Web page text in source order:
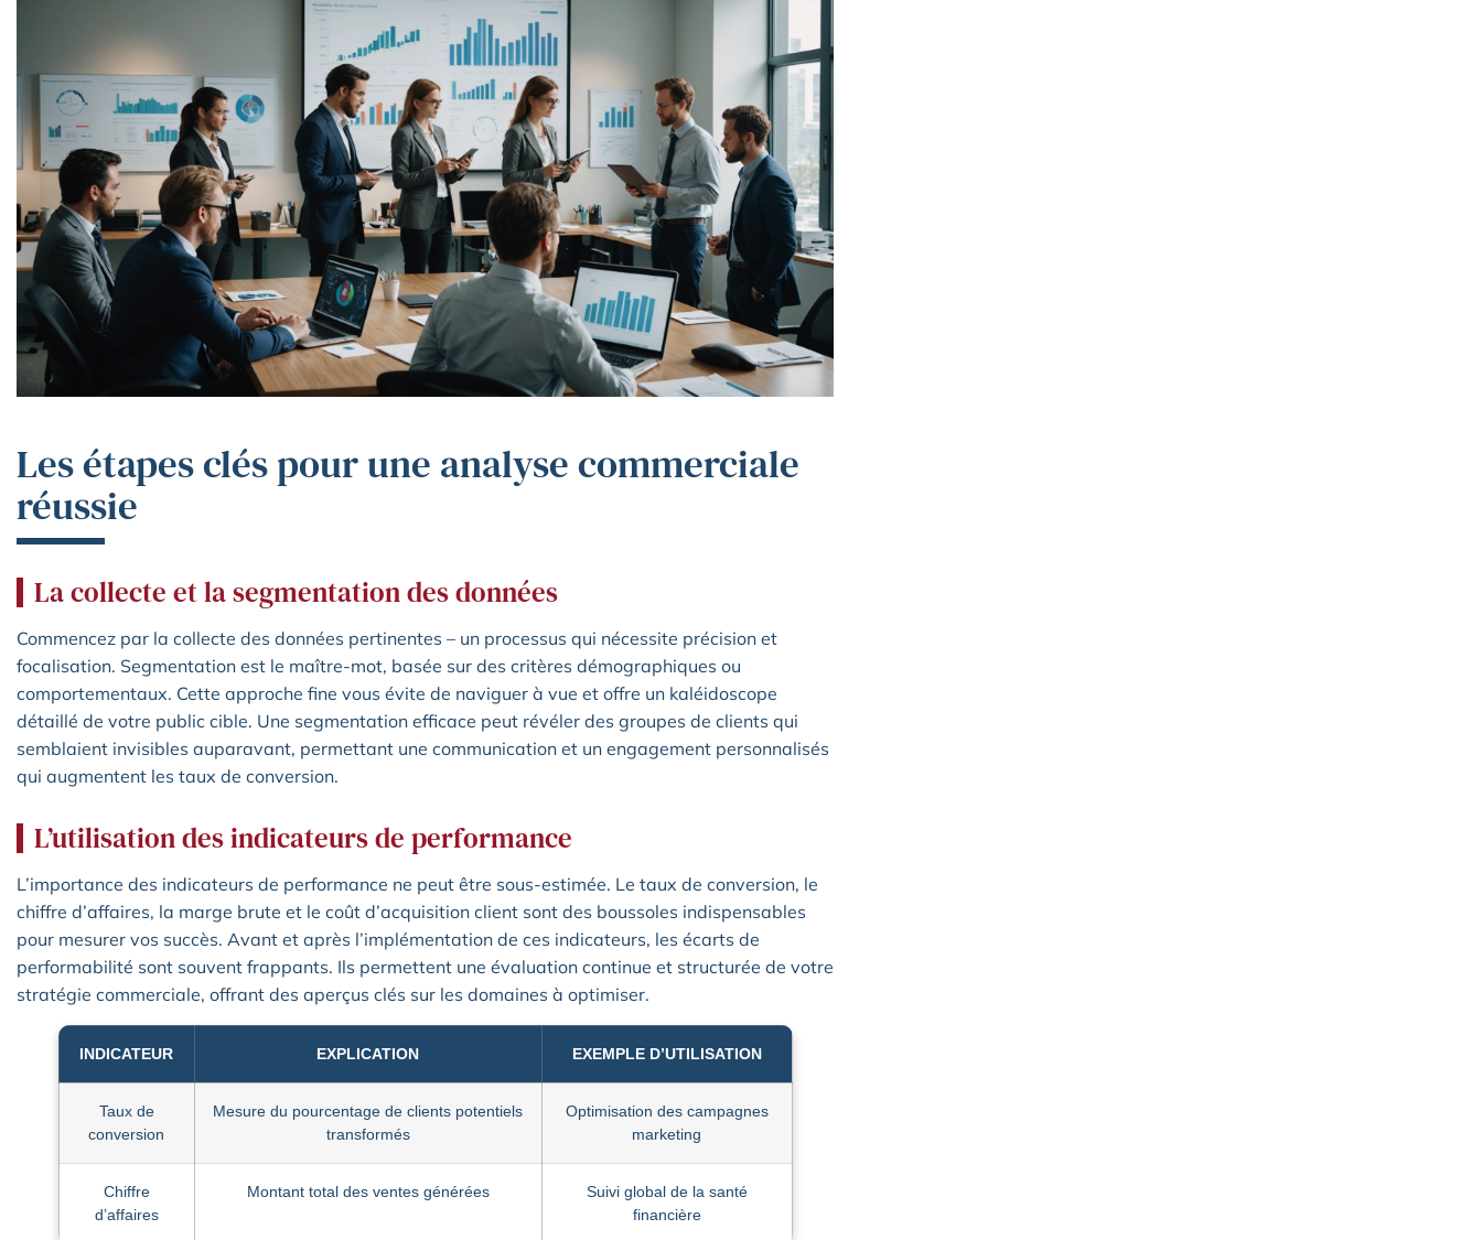
Les étapes clés pour une analyse commerciale
réussie
La collecte et la segmentation des données
Commencez par la collecte des données pertinentes – un processus qui nécessite précision et
focalisation. Segmentation est le maître-mot, basée sur des critères démographiques ou
comportementaux. Cette approche fine vous évite de naviguer à vue et offre un kaléidoscope
détaillé de votre public cible. Une segmentation efficace peut révéler des groupes de clients qui
semblaient invisibles auparavant, permettant une communication et un engagement personnalisés
qui augmentent les taux de conversion.
L’utilisation des indicateurs de performance
L’importance des indicateurs de performance ne peut être sous-estimée. Le taux de conversion, le
chiffre d’affaires, la marge brute et le coût d’acquisition client sont des boussoles indispensables
pour mesurer vos succès. Avant et après l’implémentation de ces indicateurs, les écarts de
performabilité sont souvent frappants. Ils permettent une évaluation continue et structurée de votre
stratégie commerciale, offrant des aperçus clés sur les domaines à optimiser.
INDICATEUR EXPLICATION EXEMPLE D’UTILISATION
Taux de
conversion
Mesure du pourcentage de clients potentiels
transformés
Optimisation des campagnes
marketing
Chiffre
d’affaires
Montant total des ventes générées
Suivi global de la santé
financière